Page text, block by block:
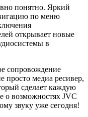
понятно. Яркий
по меню
открывает новые
в
сопровождение
медиа ресивер,
сделает каждую
о возможностях JVC
звуку уже сегодня!